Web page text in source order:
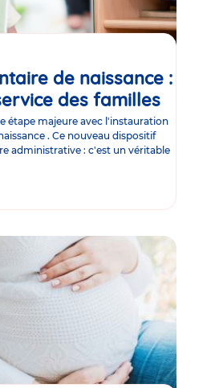
de naissance :
des familles
étape majeure avec l'instauration
. Ce nouveau dispositif
administrative : c'est un véritable